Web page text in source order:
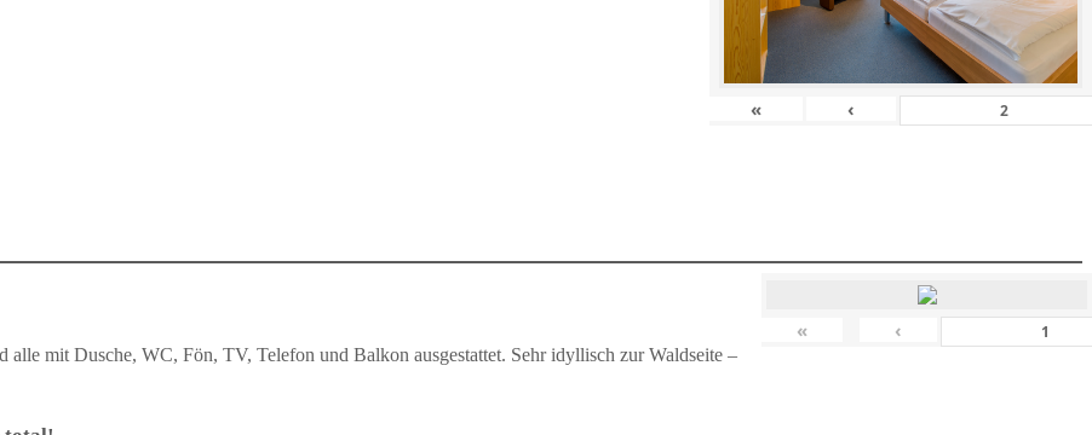
« ‹
« ‹
mit Dusche, WC, Fön, TV, Telefon und Balkon ausgestattet. Sehr idyllisch zur Waldseite –